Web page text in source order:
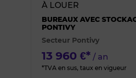
À LOUER
BUREAUX AVEC
PONTIVY
Secteur Pontivy
13 960 €* / an
*TVA en sus, taux en vigueur